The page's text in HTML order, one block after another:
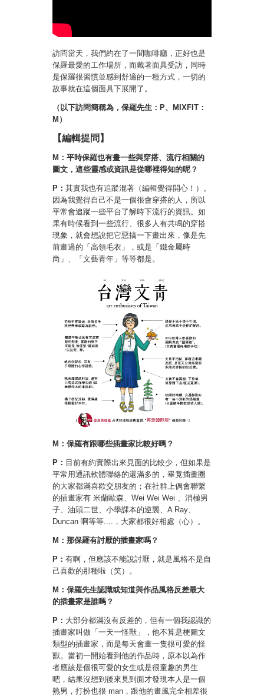
訪問當天，我們約在了一間咖啡廳，正好也是
保羅最愛的工作場所，而戴著面具受訪，同時
是保羅很習慣並感到舒適的一種方式，一切的
故事就在這個面具下展開了。
（以下訪問簡稱為，保羅先生：P、
MIXFIT：
M ）
【編輯提問】
M：平時保羅也有畫一些與穿搭、流行相關的
圖文，這些靈感或資訊是從哪裡得知的呢？
P： 其實我也有追蹤混著（編輯覺得開心！）。
因為我覺得自己不是一個很會穿搭的人，所以
平常會追蹤一些平台了解時下流行的資訊。如
果有時候看到一些流行、很多人有共鳴的穿搭
現象，就會想說把它惡搞一下畫出來，像是先
前畫過的「高領毛衣」，或是「鐵金屬時
尚」、「文藝青年」等等都是。
M：保羅有跟哪些插畫家比較好嗎？
P： 目前有約實際出來見面的比較少，但如果是
平常用通訊軟體聯絡的還滿多的，畢竟插畫圈
的大家都滿喜歡交朋友的；在社群上偶會聯繫
的插畫家有 米蘭歐森、Wei Wei Wei 、消極男
子、油頭二世、小學課本的逆襲、A Ray、
Duncan 啊等等....，大家都很好相處（心）。
M： 那保羅有討厭的插畫家嗎？
P： 有啊，但應該不能說討厭，就是風格不是自
己喜歡的那種啦（笑）。
M： 保羅先生認識或知道與作品風格反差最大
的插畫家是誰嗎？
P： 大部分都滿沒有反差的，但有一個我認識的
插畫家叫做「一天一怪獸」，他不算是梗圖文
類型的插畫家，而是每天會畫一隻很可愛的怪
獸。當初一開始看到他的作品時，原本以為作
者應該是個很可愛的女生或是很童趣的男生
吧，結果沒想到後來見到面才發現本人是一個
熟男，打扮也很 man，跟他的畫風完全相差很